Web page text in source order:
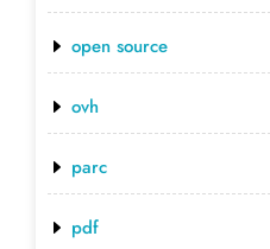
open source
ovh
parc
pdf